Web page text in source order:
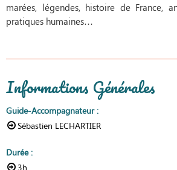
marées, légendes, histoire de France,
pratiques humaines…
Informations Générales
Guide-Accompagnateur:
Sébastien LECHARTIER
Durée:
3h